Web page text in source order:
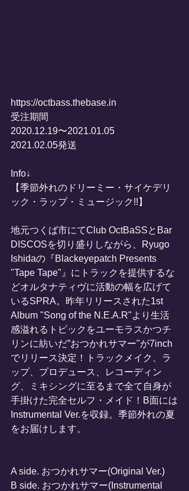
https://octbass.thebase.in
受注期間
2020.12.19〜2021.01.05
2021.02.05発送
Info↓
【季節外れのドリーミー・サイケデリ
ック・ラップ・ミュージック!!】
地元つくば市にてClub OctBaSSとBar
DISCOSを切り盛りしながら、Ryugo
Ishidaの『Blackeyepatch Presents
"Tape Tape"』にトラックを提供するな
どオルタナティヴに活動の幅を広げて
いるSPRA。昨年リリースされた1st
Album "Song of the N.E.A.R"より生活
感溢れるトピックをユーモラスかつチ
リンに紡いだ”おつかれサマー"が7inch
でリリース決定！トラックメイク、ラ
ップ、プロデュース、レコーディン
グ、ミキシングに至るまで全て自身が
手掛けた完全セルフ・メイド！B面には
Instrumental Ver.を収録。季節外れの夏
をお届けします。
A side. おつかれサマー(Original Ver.)
B side. おつかれサマー(Instrumental